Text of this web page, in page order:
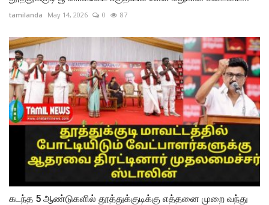
tamilanda May 14, 2026 0 87
கடந்த 5 ஆண்டுகளில் தூத்துக்குடிக்கு எத்தனை முறை வந்து